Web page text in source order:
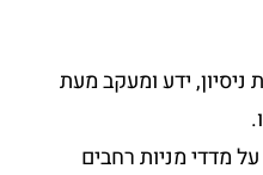
ידע ומעקב מעת
מדדי מניות רחבים